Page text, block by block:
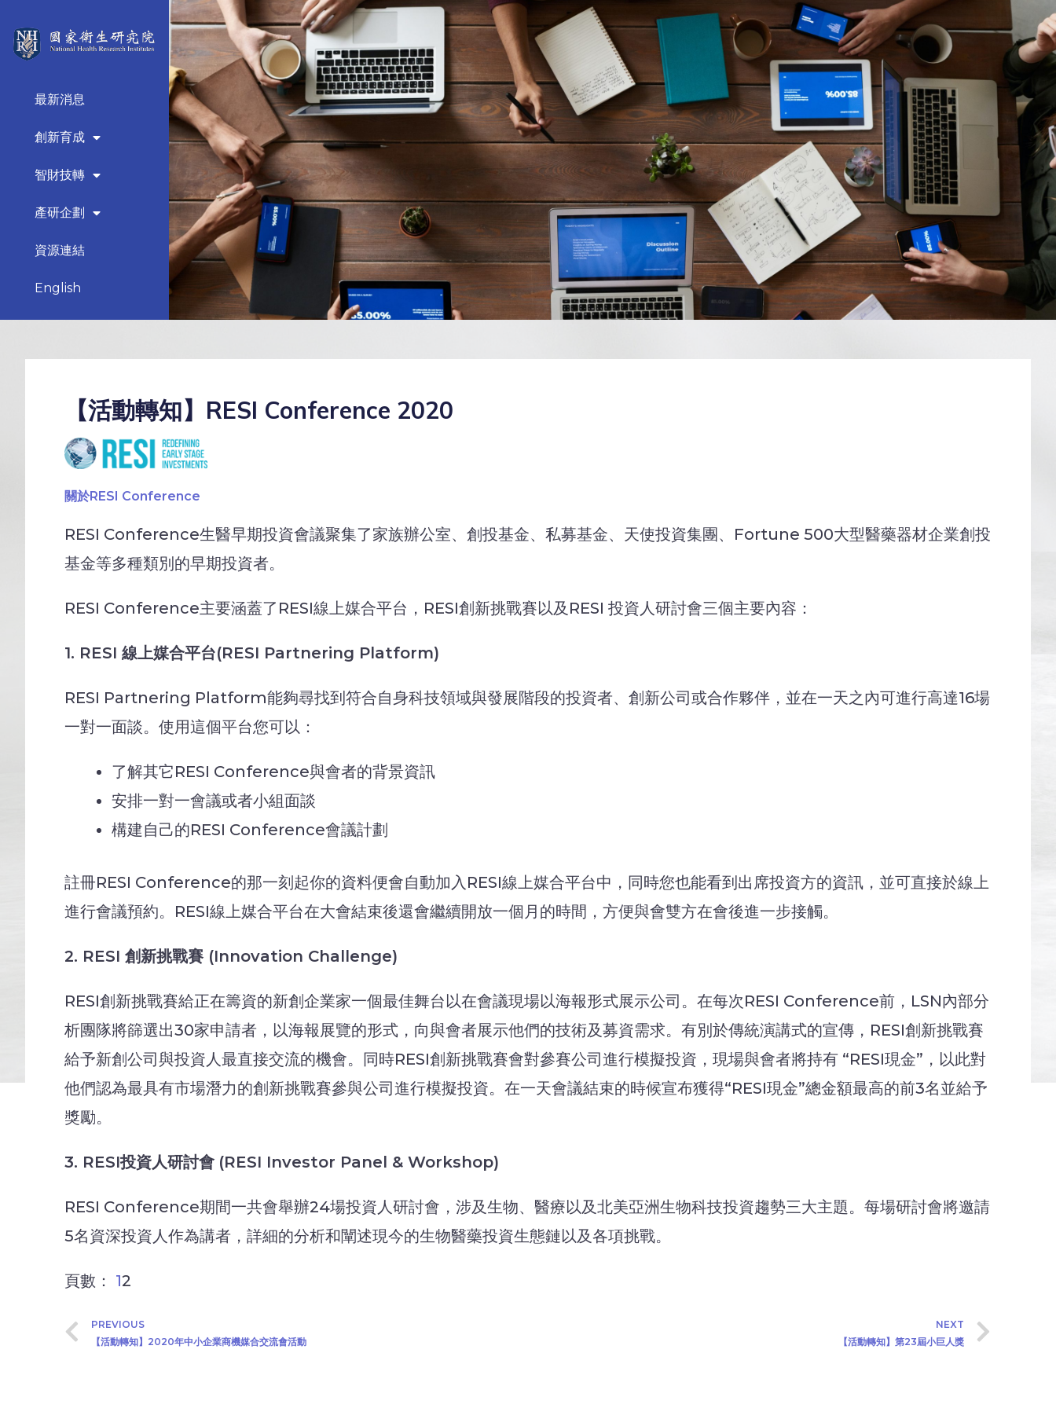
最新消息
創新育成
智財技轉
產研企劃
資源連結
English
【活動轉知】RESI Conference 2020
關於RESI Conference
RESI Conference生醫早期投資會議聚集了家族辦公室、創投基金、私募基金、天使投資集團、Fortune 500大型醫藥器材企業創投
基金等多種類別的早期投資者。
RESI Conference主要涵蓋了RESI線上媒合平台，RESI創新挑戰賽以及RESI 投資人研討會三個主要內容：
1. RESI 線上媒合平台(RESI Partnering Platform)
RESI Partnering Platform能夠尋找到符合自身科技領域與發展階段的投資者、創新公司或合作夥伴，並在一天之內可進行高達16場
一對一面談。使用這個平台您可以：
了解其它RESI Conference與會者的背景資訊
安排一對一會議或者小組面談
構建自己的RESI Conference會議計劃
註冊RESI Conference的那一刻起你的資料便會自動加入RESI線上媒合平台中，同時您也能看到出席投資方的資訊，並可直接於線上
進行會議預約。RESI線上媒合平台在大會結束後還會繼續開放一個月的時間，方便與會雙方在會後進一步接觸。
2. RESI 創新挑戰賽 (Innovation Challenge)
RESI創新挑戰賽給正在籌資的新創企業家一個最佳舞台以在會議現場以海報形式展示公司。在每次RESI Conference前，LSN內部分
析團隊將篩選出30家申請者，以海報展覽的形式，向與會者展示他們的技術及募資需求。有別於傳統演講式的宣傳，RESI創新挑戰賽
給予新創公司與投資人最直接交流的機會。同時RESI創新挑戰賽會對參賽公司進行模擬投資，現場與會者將持有 “RESI現金”，以此對
他們認為最具有市場潛力的創新挑戰賽參與公司進行模擬投資。在一天會議結束的時候宣布獲得“RESI現金”總金額最高的前3名並給予
獎勵。
3. RESI投資人研討會 (RESI Investor Panel & Workshop)
RESI Conference期間一共會舉辦24場投資人研討會，涉及生物、醫療以及北美亞洲生物科技投資趨勢三大主題。每場研討會將邀請
5名資深投資人作為講者，詳細的分析和闡述現今的生物醫藥投資生態鏈以及各項挑戰。
頁數： 12
PREVIOUS
【活動轉知】2020年中小企業商機媒合交流會活動
NEXT
【活動轉知】第23屆小巨人獎